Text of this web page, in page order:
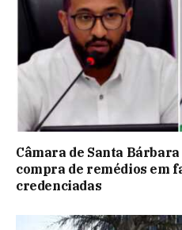
Câmara de Santa
compra de remédios em
credenciadas